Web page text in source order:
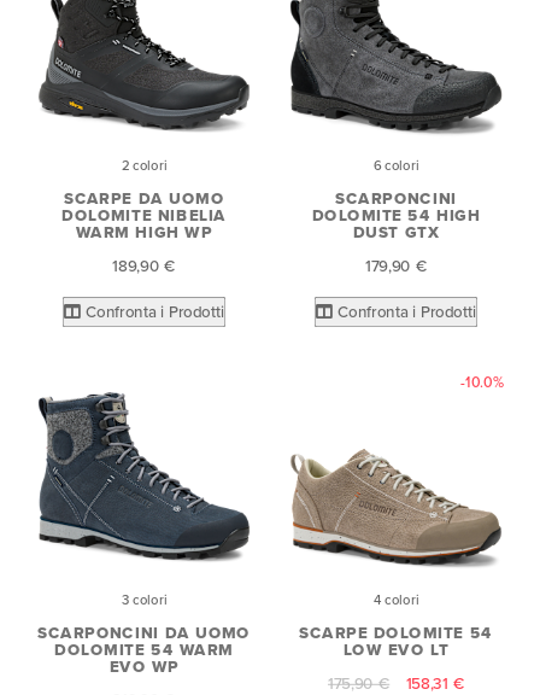
2 colori
SCARPE DA UOMO
DOLOMITE NIBELIA
WARM HIGH WP
189,90 €
Confronta i Prodotti
6 colori
SCARPONCINI
DOLOMITE 54 HIGH
DUST GTX
179,90 €
Confronta i Prodotti
3 colori
SCARPONCINI DA UOMO
DOLOMITE 54 WARM
EVO WP
-10.0%
4 colori
SCARPE DOLOMITE 54
LOW EVO LT
175,90 €
158,31 €